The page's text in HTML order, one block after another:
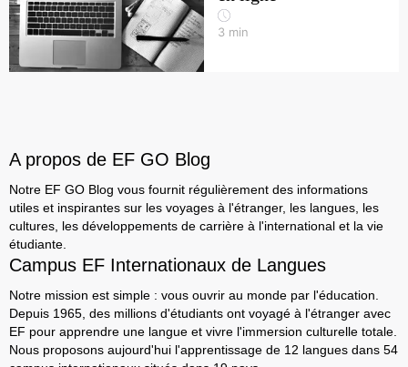
3 min
A propos de EF GO Blog
Notre EF GO Blog vous fournit régulièrement des informations
utiles et inspirantes sur les voyages à l'étranger, les langues, les
cultures, les développements de carrière à l'international et la vie
étudiante.
Campus EF Internationaux de Langues
Notre mission est simple : vous ouvrir au monde par l'éducation.
Depuis 1965, des millions d'étudiants ont voyagé à l'étranger avec
EF pour apprendre une langue et vivre l'immersion culturelle totale.
Nous proposons aujourd'hui l'apprentissage de 12 langues dans 54